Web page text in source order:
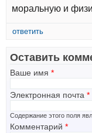
моральную и
ответить
Оставить
Ваше имя *
Электронная почта *
Содержание этого поля
Комментарий *